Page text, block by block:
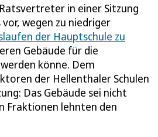
in einer Sitzung
vor, wegen zu niedriger
der Hauptschule zu
Gebäude für die
könne. Dem
der Hellenthaler Schulen
Das Gebäude sei nicht
Fraktionen lehnten den